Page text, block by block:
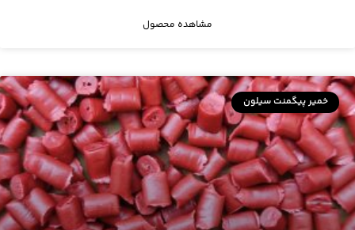
مشاهده محصول
خمیر پیگمنت سیلون